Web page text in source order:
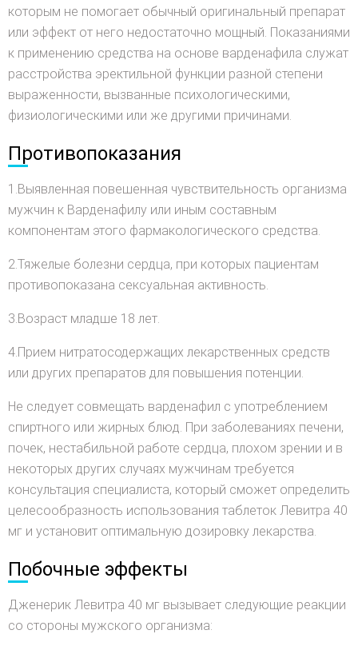
которым не помогает обычный оригинальный препарат
или эффект от него недостаточно мощный. Показаниями
к применению средства на основе варденафила служат
расстройства эректильной функции разной степени
выраженности, вызванные психологическими,
физиологическими или же другими причинами.
Противопоказания
1.Выявленная повешенная чувствительность организма
мужчин к Варденафилу или иным составным
компонентам этого фармакологического средства.
2.Тяжелые болезни сердца, при которых пациентам
противопоказана сексуальная активность.
3.Возраст младше 18 лет.
4.Прием нитратосодержащих лекарственных средств
или других препаратов для повышения потенции.
Не следует совмещать варденафил с употреблением
спиртного или жирных блюд. При заболеваниях печени,
почек, нестабильной работе сердца, плохом зрении и в
некоторых других случаях мужчинам требуется
консультация специалиста, который сможет определить
целесообразность использования таблеток Левитра 40
мг и установит оптимальную дозировку лекарства.
Побочные эффекты
Дженерик Левитра 40 мг вызывает следующие реакции
со стороны мужского организма: